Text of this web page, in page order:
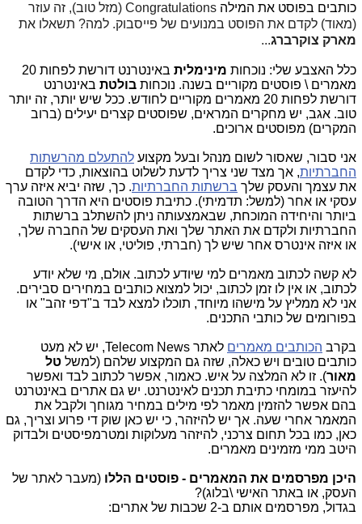
כותבים בפוסט את המילה
Congratulations (מזל טוב), זה עוזר
(מאוד) לקדם את הפוסט במנועים של פייסבוק. למה? תשאלו את
מארק צוקרברג...
כלל האצבע שלי: נוכחות מינימלית
באינטרנט דורשת לפחות 20
מאמרים \ פוסטים מקוריים בשנה. נוכחות בולטת באינטרנט
דורשת לפחות 20 מאמרים מקוריים לחודש. ככל שיש יותר, זה יותר
טוב. אגב, יש מחקרים המראים, שפוסטים קצרים יעילים (ברוב
המקרים) מפוסטים ארוכים.
אני סבור, שאסור לשום מנהל ובעל מקצוע להתעלם מהרשתות
החברתיות, אך מצד שני צריך לדעת לשלוט בהוצאות, כדי לקדם
את עצמך והעסק שלך ברשתות החברתיות. כך, שזה יביא איזה ערך
עסקי או אחר (למשל: תדמיתי). כתיבת פוסטים היא הדרך הטובה
ביותר והיחידה המוכחת, שבאמצעותה ניתן להשתלב ברשתות
החברתיות ולקדם את האתר שלך ואת העסקים של החברה שלך,
או איזה אינטרס אחר שיש לך (חברתי, פוליטי, או אישי).
לא קשה לכתוב מאמרים למי שיודע לכתוב. אולם, מי שלא יודע
לכתוב, או אין לו זמן לכתוב, יכול למצוא כותבים במחירים סבירים.
אני לא ממליץ על מישהו מיוחד, תוכלו למצא לבד ב"דפי זהב" או
בפורומים של כותבי התכנים.
בקרב הכותבים מאמרים
לאתר Telecom News, יש לא מעט
כותבים טובים ויש כאלה, שזה גם המקצוע שלהם (למשל טל
מאור). זו לא המלצה על איש. כאמור, אפשר לכתוב לבד ואפשר
להיעזר במומחי כתיבת תכנים לאינטרנט. יש גם אתרים באינטרנט
בהם אפשר להזמין מאמר לפי מילים במחיר מגוחך ולקבל את
המאמר אחרי שעה. אך יש להיזהר, כי יש כאן שוק די פרוע וצריך, גם
כאן, כמו בכל תחום צרכני, להיזהר מעלוקות ומטרמפיסטים ולבדוק
היטב ממי מזמינים מאמרים.
היכן מפרסמים את המאמרים - פוסטים הללו (מעבר לאתר של
העסק, או באתר האישי \בלוג)?
בגדול, מפרסמים אותם ב-2 שכבות של אתרים: